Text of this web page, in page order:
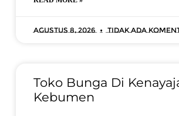
Agustus 8, 2026 Tidak ada
Toko Bunga Di
Kebumen